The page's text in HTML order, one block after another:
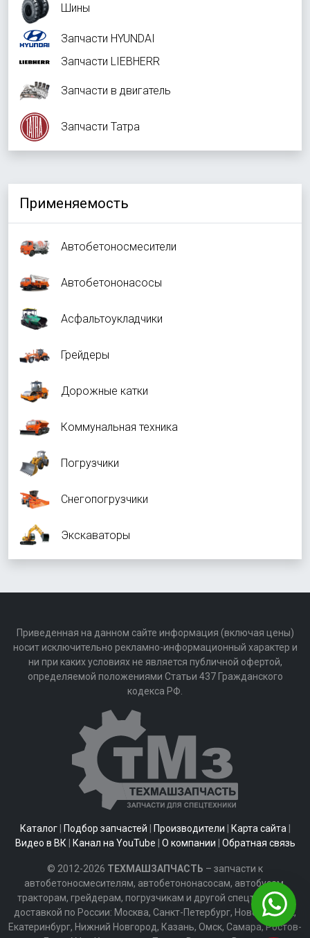
Шины
Запчасти HYUNDAI
Запчасти LIEBHERR
Запчасти в двигатель
Запчасти Татра
Применяемость
Автобетоносмесители
Автобетононасосы
Асфальтоукладчики
Грейдеры
Дорожные катки
Коммунальная техника
Погрузчики
Снегопогрузчики
Экскаваторы
Приведенная на данном сайте информация (включая цены)
носит исключительно рекламно-информационный характер и
ни при каких условиях не является публичной офертой,
определяемой положениями Статьи 437 Гражданского
кодекса РФ.
Каталог| Подбор запчастей Производители Карта сайта
Видео в ВК
Канал на YouTube О компании Обратная связь
© 2012-2026 ТЕХМАШЗАПЧАСТЬ – запчасти к
автобетоносмесителям, автобетононасосам, автобусам,
тракторам, грейдерам, погрузчикам и другой спецтехнике с
доставкой по России: Москва, Санкт-Петербург, Новосибирск,
Екатеринбург, Нижний Новгород, Казань, Омск, Самара, Ростов-